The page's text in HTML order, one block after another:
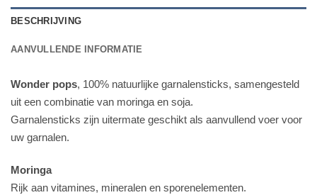
BESCHRIJVING
AANVULLENDE INFORMATIE
Wonder pops, 100% natuurlijke garnalensticks, samengesteld
uit een combinatie van moringa en soja.
Garnalensticks zijn uitermate geschikt als aanvullend voer voor
uw garnalen.
Moringa
Rijk aan vitamines, mineralen en sporenelementen.